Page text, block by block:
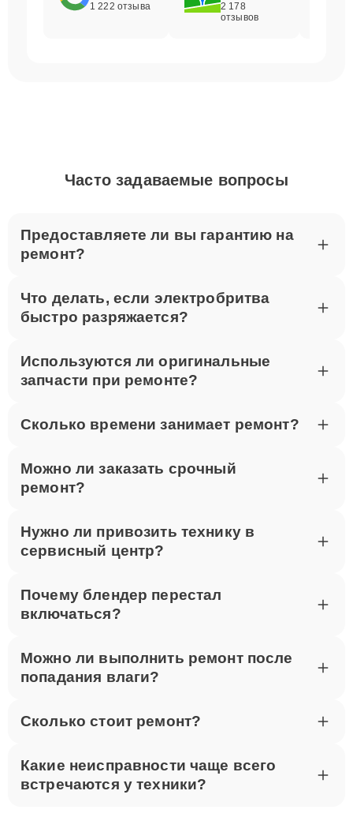
1 222 отзыва
2 178
отзывов
Часто задаваемые вопросы
Предоставляете ли вы гарантию на
ремонт?
Что делать, если электробритва
быстро разряжается?
Используются ли оригинальные
запчасти при ремонте?
Сколько времени занимает ремонт?
Можно ли заказать срочный
ремонт?
Нужно ли привозить технику в
сервисный центр?
Почему блендер перестал
включаться?
Можно ли выполнить ремонт после
попадания влаги?
Сколько стоит ремонт?
Какие неисправности чаще всего
встречаются у техники?